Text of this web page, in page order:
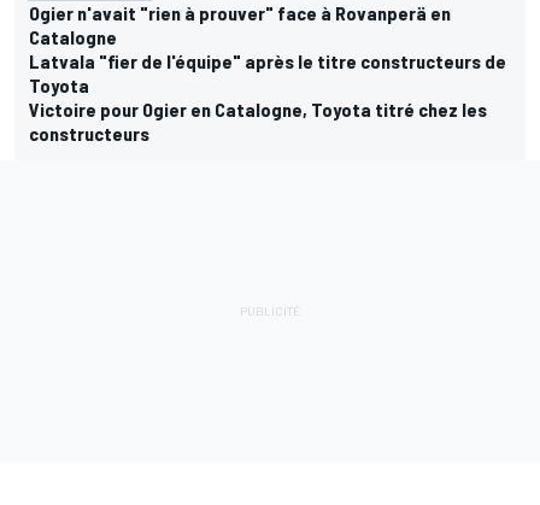
Ogier n'avait "rien à prouver" face à Rovanperä en
Catalogne
Latvala "fier de l'équipe" après le titre constructeurs de
Toyota
Victoire pour Ogier en Catalogne, Toyota titré chez les
constructeurs